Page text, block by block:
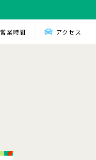
営業時間 アクセス